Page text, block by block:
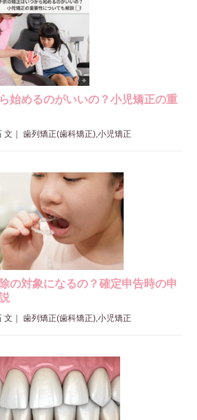
始めるのがいいの？小児矯正の重
文 ｜ 歯列矯正(歯科矯正),小児矯正
の対象になるの？確定申告時の申
文 ｜ 歯列矯正(歯科矯正),小児矯正